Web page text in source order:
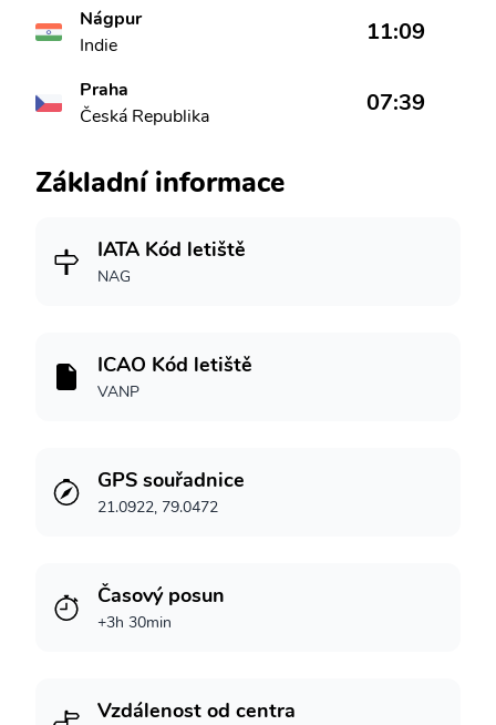
Nágpur
Indie
11:09
Praha
Česká Republika
07:39
Základní informace
IATA Kód letiště
NAG
ICAO Kód letiště
VANP
GPS souřadnice
21.0922, 79.0472
Časový posun
+3h 30min
Vzdálenost od centra